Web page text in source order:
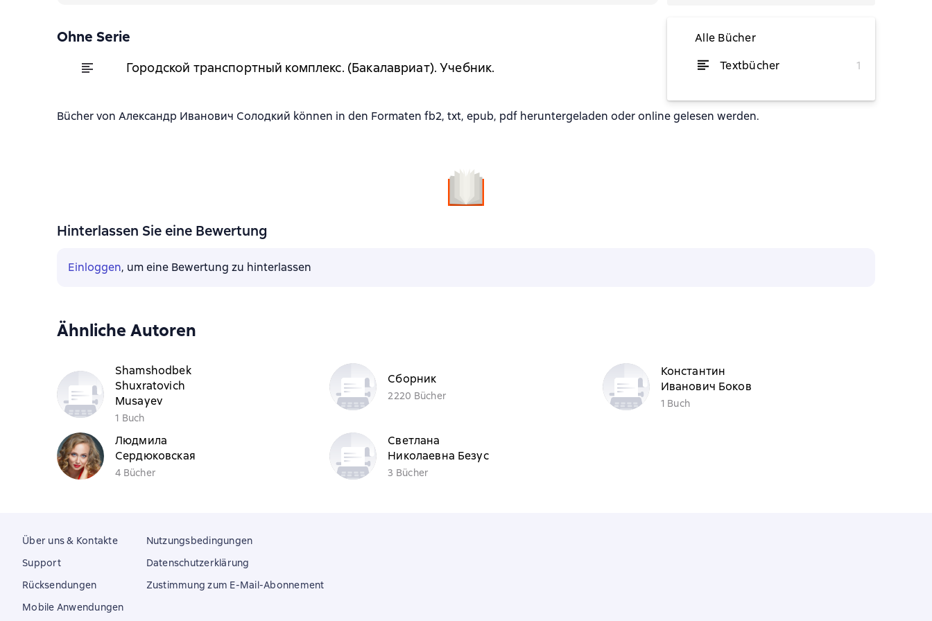
Alle Bücher
Textbücher
1
Ohne Serie
Городской транспортный комплекс. (Бакалавриат). Учебник. von 15,82 €
Bücher von Александр Иванович Солодкий können in den Formaten fb2, txt, epub, pdf heruntergeladen oder online gelesen werden.
Hinterlassen Sie eine Bewertung
Einloggen, um eine Bewertung zu hinterlassen
Ähnliche Autoren
Shamshodbek
Shuxratovich
Musayev
1 Buch
Сборник
2220 Bücher
Константин
Иванович Боков
1 Buch
Людмила
Сердюковская
4 Bücher
Светлана
Николаевна Безус
3 Bücher
Über uns & Kontakte
Support
Rücksendungen
Mobile Anwendungen
Nutzungsbedingungen
Datenschutzerklärung
Zustimmung zum E-Mail-Abonnement